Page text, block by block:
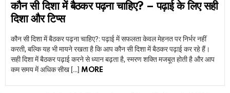
कौन सी दिशा में बैठकर पढ़ना चाहिए? – पढ़ाई के लिए सही
दिशा और टिप्स
कौन सी दिशा में बैठकर पढ़ना चाहिए?: पढ़ाई में सफलता केवल मेहनत पर निर्भर नहीं
करती, बल्कि यह भी मायने रखता है कि आप कौन सी दिशा में बैठकर पढ़ाई कर रहे हैं।
सही दिशा में बैठकर पढ़ाई करने से ध्यान बढ़ता है, स्मरण शक्ति मजबूत होती है और आप
कम समय में अधिक सीख […] MORE